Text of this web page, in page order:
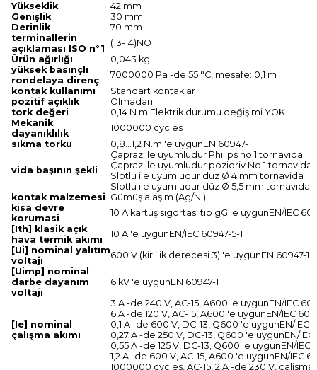
Yükseklik
42 mm
Genişlik
30 mm
Derinlik
70 mm
terminallerin
açıklaması ISO n°1
(13-14)NO
Ürün ağırlığı
0,043 kg
yüksek basınçlı
rondelaya direnç
7000000 Pa -de 55 °C, mesafe: 0,1 m
kontak kullanımı
Standart kontaklar
pozitif açıklık
Olmadan
tork değeri
0,14 N.m Elektrik durumu değişimi YOK
Mekanik
dayanıklılık
1000000 cycles
sıkma torku
0,8…1,2 N.m 'e uygunEN 60947-1
vida başının şekli
Çapraz ile uyumludur Philips no 1 tornavida
Çapraz ile uyumludur pozidriv No 1 tornavida
Slotlu ile uyumludur düz Ø 4 mm tornavida
Slotlu ile uyumludur düz Ø 5,5 mm tornavida
kontak malzemesi Gümüş alaşım (Ag/Ni)
kisa devre
korumasi
10 A kartuş sigortası tip gG 'e uygunEN/IEC
[Ith] klasik açık
hava termik akımı
10 A 'e uygunEN/IEC 60947-5-1
[Ui] nominal yalıtım
voltajı
600 V (kirlilik derecesi 3) 'e uygunEN 60947-1
[Uimp] nominal
darbe dayanım
voltajı
6 kV 'e uygunEN 60947-1
[Ie] nominal
çalışma akımı
3 A -de 240 V, AC-15, A600 'e uygunEN/IEC
6 A -de 120 V, AC-15, A600 'e uygunEN/IEC
0,1 A -de 600 V, DC-13, Q600 'e uygunEN/IEC
0,27 A -de 250 V, DC-13, Q600 'e uygunEN/IEC
0,55 A -de 125 V, DC-13, Q600 'e uygunEN/IEC
1,2 A -de 600 V, AC-15, A600 'e uygunEN/IEC
1000000 cycles, AC-15, 2 A -de 230 V, çalisma